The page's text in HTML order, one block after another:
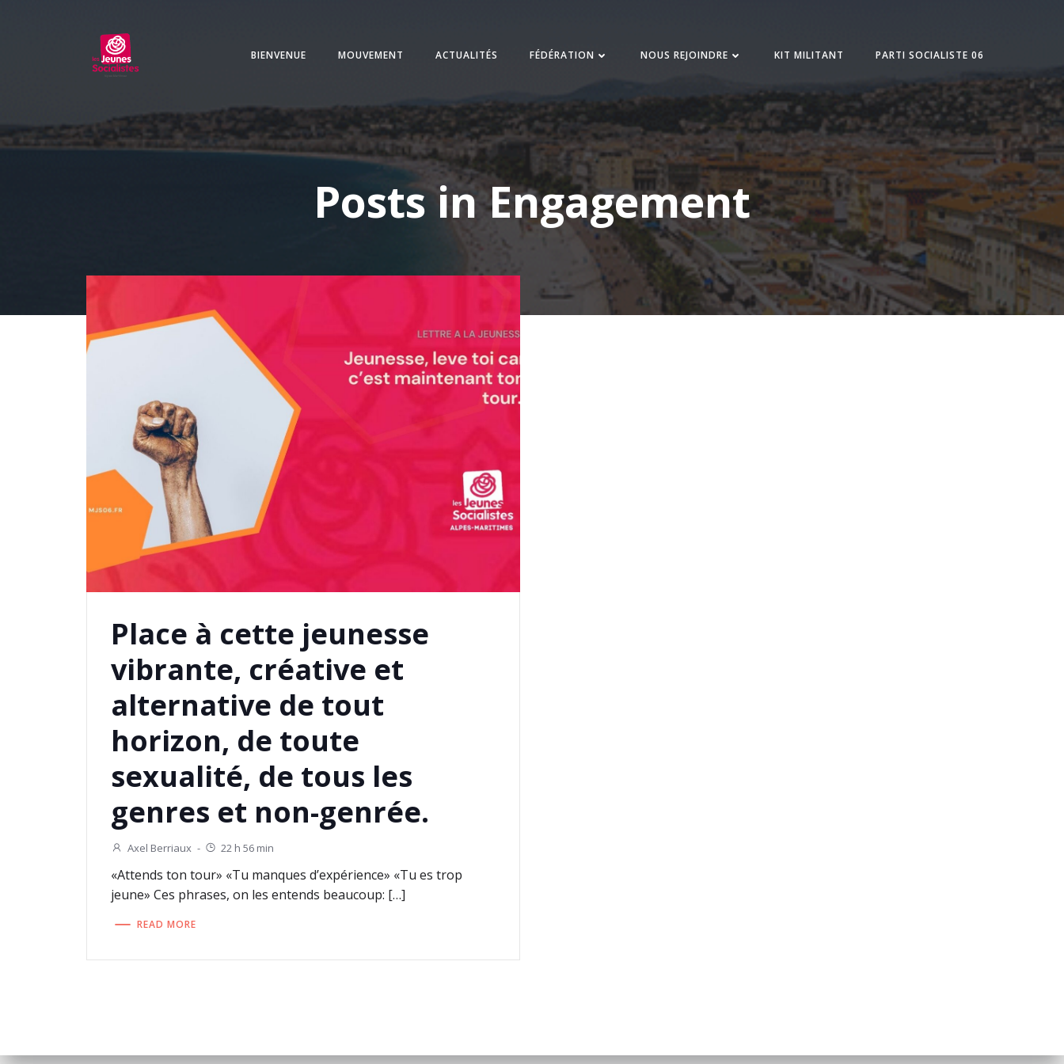
BIENVENUE MOUVEMENT ACTUALITÉS FÉDÉRATION NOUS REJOINDRE KIT MILITANT PARTI SOCIALISTE 06
Posts in Engagement
Place à cette jeunesse
vibrante, créative et
alternative de tout
horizon, de toute
sexualité, de tous les
genres et non-genrée.
Axel Berriaux - 22 h 56 min
«Attends ton tour» «Tu manques d’expérience» «Tu es trop
jeune» Ces phrases, on les entends beaucoup: […]
READ MORE